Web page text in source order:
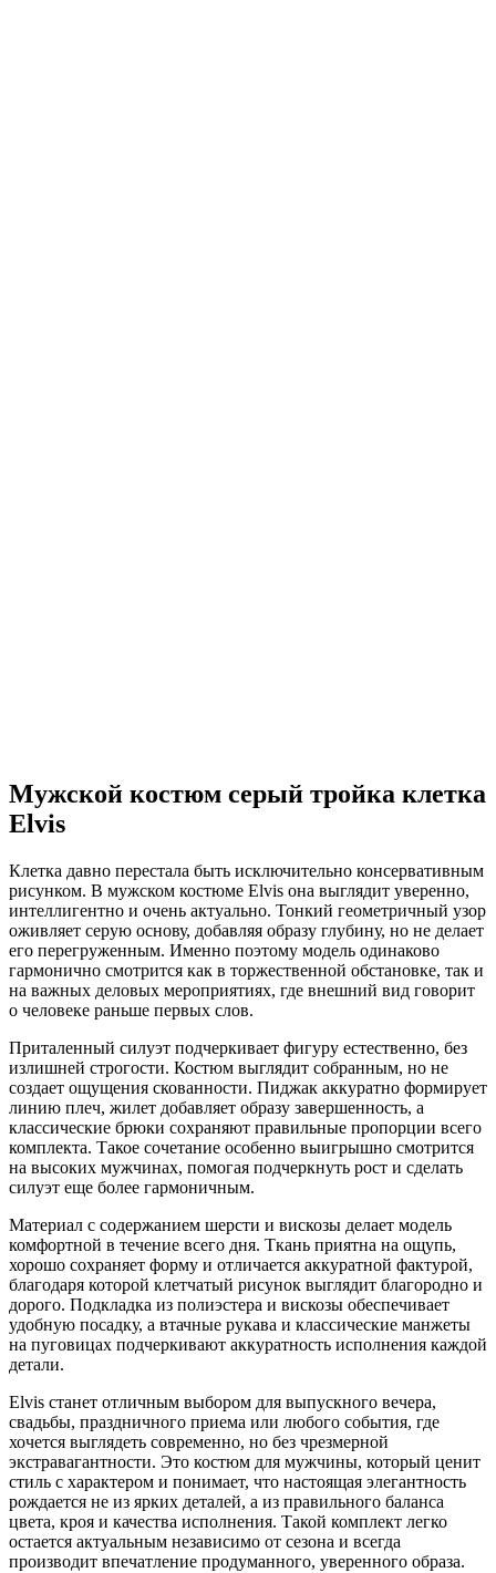
Мужской костюм серый тройка клетка
Elvis
Клетка давно перестала быть исключительно консервативным
рисунком. В мужском костюме Elvis она выглядит уверенно,
интеллигентно и очень актуально. Тонкий геометричный узор
оживляет серую основу, добавляя образу глубину, но не делает
его перегруженным. Именно поэтому модель одинаково
гармонично смотрится как в торжественной обстановке, так и
на важных деловых мероприятиях, где внешний вид говорит
о человеке раньше первых слов.
Приталенный силуэт подчеркивает фигуру естественно, без
излишней строгости. Костюм выглядит собранным, но не
создает ощущения скованности. Пиджак аккуратно формирует
линию плеч, жилет добавляет образу завершенность, а
классические брюки сохраняют правильные пропорции всего
комплекта. Такое сочетание особенно выигрышно смотрится
на высоких мужчинах, помогая подчеркнуть рост и сделать
силуэт еще более гармоничным.
Материал с содержанием шерсти и вискозы делает модель
комфортной в течение всего дня. Ткань приятна на ощупь,
хорошо сохраняет форму и отличается аккуратной фактурой,
благодаря которой клетчатый рисунок выглядит благородно и
дорого. Подкладка из полиэстера и вискозы обеспечивает
удобную посадку, а втачные рукава и классические манжеты
на пуговицах подчеркивают аккуратность исполнения каждой
детали.
Elvis станет отличным выбором для выпускного вечера,
свадьбы, праздничного приема или любого события, где
хочется выглядеть современно, но без чрезмерной
экстравагантности. Это костюм для мужчины, который ценит
стиль с характером и понимает, что настоящая элегантность
рождается не из ярких деталей, а из правильного баланса
цвета, кроя и качества исполнения. Такой комплект легко
остается актуальным независимо от сезона и всегда
производит впечатление продуманного, уверенного образа.